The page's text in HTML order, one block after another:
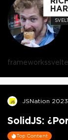
frameworkssvelte
JSNation 2023
SolidJS:
Top Content